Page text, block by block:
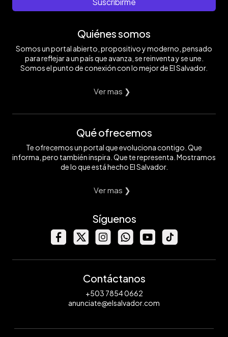
Quiénes somos
Somos un portal abierto, propositivo y moderno, pensado
para reflejar a un país que avanza, se reinventa y se une.
Somos el punto de conexión con lo mejor de El Salvador.
Ver mas ❯
Qué ofrecemos
Te ofrecemos un portal que evoluciona contigo. Que
informa, pero también inspira. Que te representa. Mostramos
de lo que está hecho El Salvador.
Ver mas ❯
Síguenos
Contáctanos
+503 7854 0662
anunciate@elsalvador.com